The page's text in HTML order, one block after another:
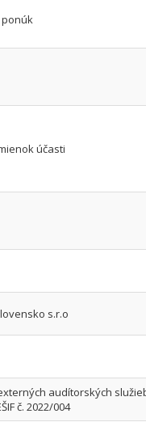
účasti
s.r.o
audítorských
č. 2022/004